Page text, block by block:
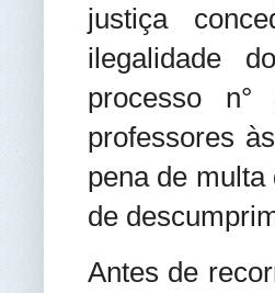
justiça
ilegalidade
processo n°
professores
pena de
de
Antes de